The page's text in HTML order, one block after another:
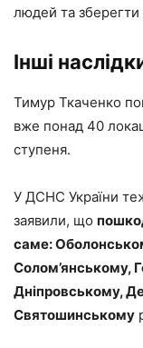
людей та зберегти
Інші
Тимур Ткаченко
вже понад 40
ступеня.
У ДСНС України
заявили, що
саме:
Солом’янському,
Дніпровському,
Святошинському